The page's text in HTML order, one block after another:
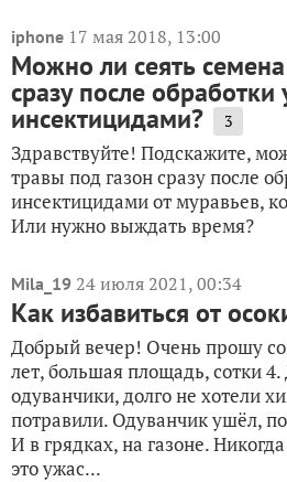
iphone 17 мая 2018, 13:00
Можно ли сеять
сразу после обработки
инсектицидами? 3
Здравствуйте! Подскажите,
травы под газон сразу после
инсектицидами от муравьев,
Или нужно выждать время?
Mila_19 24 июля 2021, 00:34
Как избавиться от
Добрый вечер! Очень прошу
лет, большая площадь, сотки
одуванчики, долго не хотели
потравили. Одуванчик ушёл,
И в грядках, на газоне.
это ужас...